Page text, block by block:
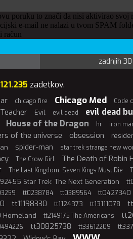
poruku to znači da nisi aktivirao svoj
e-mail ne nalazi u tvom SPAM
račun
zadnjih
121.235 zadetkov.
chicago fire Chicago Med Code
Evil evil dead evil dead
House of the Dragon hr iron
of the universe obsession
spider-man star trek strange new
The Crow Girl The Death of Robin
The Last Kingdom: Seven Kings Must Die
Star Trek: The Next Generation
tt0238784 tt0389564 tt0427340
tt11198330 tt1124373 tt13111078
Homeland tt2149175 The Americans
tt30825738 tt33612209